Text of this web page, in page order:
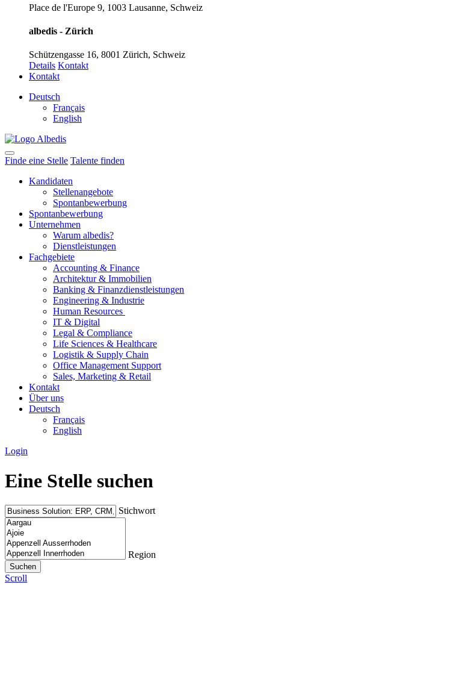
Place de l'Europe 9, 1003 Lausanne, Schweiz
albedis - Zürich
Schützengasse 16, 8001 Zürich, Schweiz
Details Kontakt
Kontakt
Deutsch
Français
English
Finde eine Stelle Talente finden
Kandidaten
Stellenangebote
Spontanbewerbung
Spontanbewerbung
Unternehmen
Warum albedis?
Dienstleistungen
Fachgebiete
Accounting & Finance
Architektur & Immobilien
Banking & Finanzdienstleistungen
Engineering & Industrie
Human Resources
IT & Digital
Legal & Compliance
Life Sciences & Healthcare
Logistik & Supply Chain
Office Management Support
Sales, Marketing & Retail
Kontakt
Über uns
Deutsch
Français
English
Login
Eine Stelle suchen
Stichwort
Region
Scroll